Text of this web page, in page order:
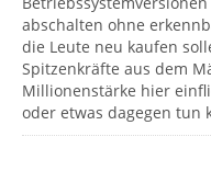
abschalten ohne
die Leute neu kaufen
Spitzenkräfte aus dem
Millionenstärke hier
oder etwas dagegen tun